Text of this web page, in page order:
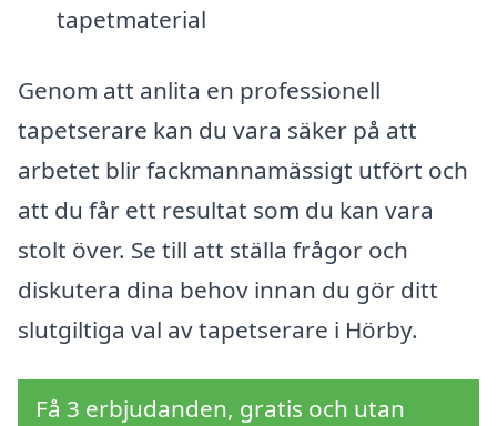
tapetmaterial
Genom att anlita en professionell
tapetserare kan du vara säker på att
arbetet blir fackmannamässigt utfört och
att du får ett resultat som du kan vara
stolt över. Se till att ställa frågor och
diskutera dina behov innan du gör ditt
slutgiltiga val av tapetserare i Hörby.
Få 3 erbjudanden, gratis och utan